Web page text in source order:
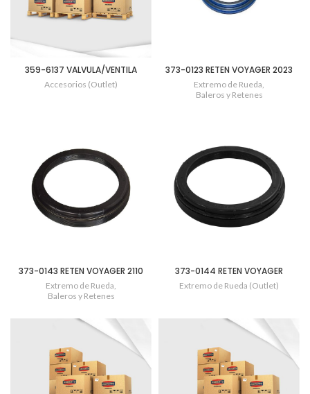
359-6137 VALVULA/VENTILA
Accesorios (Outlet)
373-0123 RETEN VOYAGER 2023
Extremo de Rueda,
Baleros y Retenes
373-0143 RETEN VOYAGER 2110
Extremo de Rueda,
Baleros y Retenes
373-0144 RETEN VOYAGER
Extremo de Rueda (Outlet)